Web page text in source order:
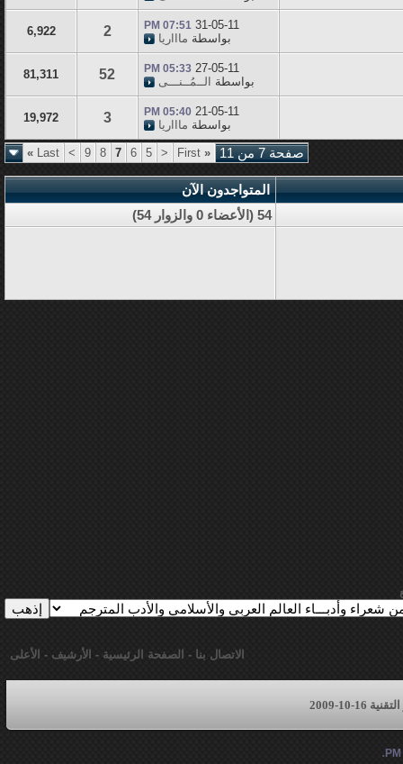
31-05-11
07:51 PM
بواسطة ماااريا 2
6,922
27-05-11
05:33 PM
بواسطة الــمُــنـــى 52
81,311
21-05-11
05:40 PM
بواسطة ماااريا 3
19,972
صفحة 7 من 11 «
<
5
6
7
8
9
>
Last
»
المتواجدون الآن
54 (الأعضاء 0 والزوار 54)
الاتصال بنا - الصفحة الرئيسية - الأرشيف - الأعلى
10-2009
.